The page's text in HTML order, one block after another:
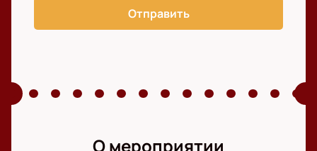
Отправить
О мероприятии